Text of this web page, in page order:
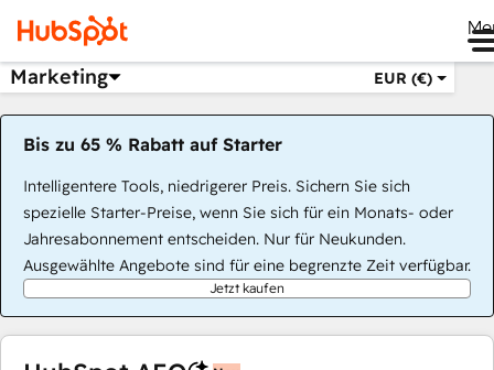
Marketing EUR (€)
Bis zu 65 % Rabatt auf Starter
Intelligentere Tools, niedrigerer Preis. Sichern Sie sich
spezielle Starter-Preise, wenn Sie sich für ein Monats- oder
Jahresabonnement entscheiden. Nur für Neukunden.
Ausgewählte Angebote sind für eine begrenzte Zeit verfügbar.
Jetzt kaufen